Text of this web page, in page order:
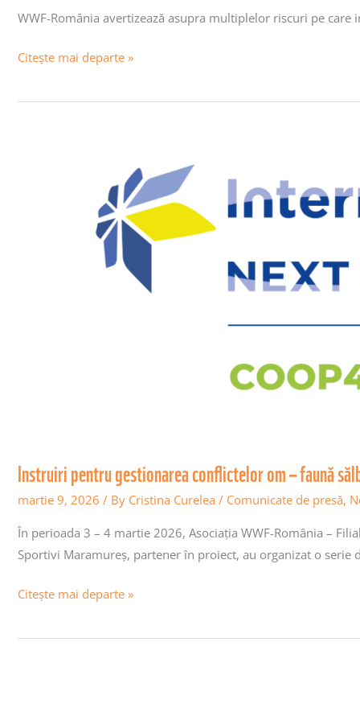
WWF-România avertizează asupra multiplelor riscuri pe
Citește mai departe »
Instruiri pentru gestionarea conflictelor om – faună
martie 9, 2026 / By Cristina Curelea / Comunicate de presă,
În perioada 3 – 4 martie 2026, Asociația WWF-România –
Sportivi Maramureș, partener în proiect, au organizat o
Citește mai departe »